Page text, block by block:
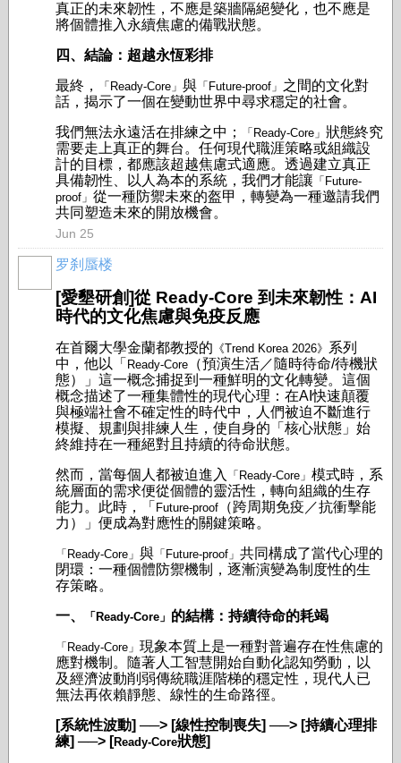
真正的未來韌性，不應是築牆隔絕變化，也不應是
將個體推入永續焦慮的備戰狀態。
四、結論：超越永恆彩排
最終，
「Ready-Core」 與 「Future-proof」 之間的文化對
話，揭示了一個在變動世界中尋求穩定的社會。
我們無法永遠活在排練之中；
「Ready-Core」 狀態終究
需要走上真正的舞台。任何現代職涯策略或組織設
計的目標，都應該超越焦慮式適應。透過建立真正
具備韌性、以人為本的系統，我們才能讓 「Future-
proof」 從一種防禦未來的盔甲，轉變為一種邀請我們
共同塑造未來的開放機會。
Jun 25
罗刹蜃楼
[愛墾研創]從 Ready-Core 到未來韌性：AI
時代的文化焦慮與免疫反應
在首爾大學金蘭都教授的 《Trend Korea 2026》 系列
中，他以「 Ready-Core （預演生活／隨時待命/待機狀
態）」這一概念捕捉到一種鮮明的文化轉變。這個
概念描述了一種集體性的現代心理：在AI快速顛覆
與極端社會不確定性的時代中，人們被迫不斷進行
模擬、規劃與排練人生，使自身的「核心狀態」始
終維持在一種絕對且持續的待命狀態。
然而，當每個人都被迫進入
「Ready-Core」 模式時，系
統層面的需求便從個體的靈活性，轉向組織的生存
能力。此時，「 Future-proof （跨周期免疫／抗衝擊能
力）」便成為對應性的關鍵策略。
「Ready-Core」 與 「Future-proof」 共同構成了當代心理的
閉環：一種個體防禦機制，逐漸演變為制度性的生
存策略。
一、
「Ready-Core」 的結構：持續待命的耗竭
「Ready-Core」 現象本質上是一種對普遍存在性焦慮的
應對機制。隨著人工智慧開始自動化認知勞動，以
及經濟波動削弱傳統職涯階梯的穩定性，現代人已
無法再依賴靜態、線性的生命路徑。
[系統性波動] ──> [線性控制喪失] ──> [持續心理排
練] ──> [Ready-Core狀態]